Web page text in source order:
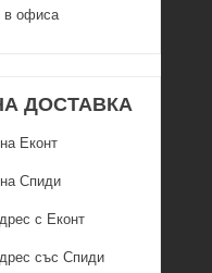
в офиса
ДОСТАВКА
Еконт
Спиди
с Еконт
със Спиди